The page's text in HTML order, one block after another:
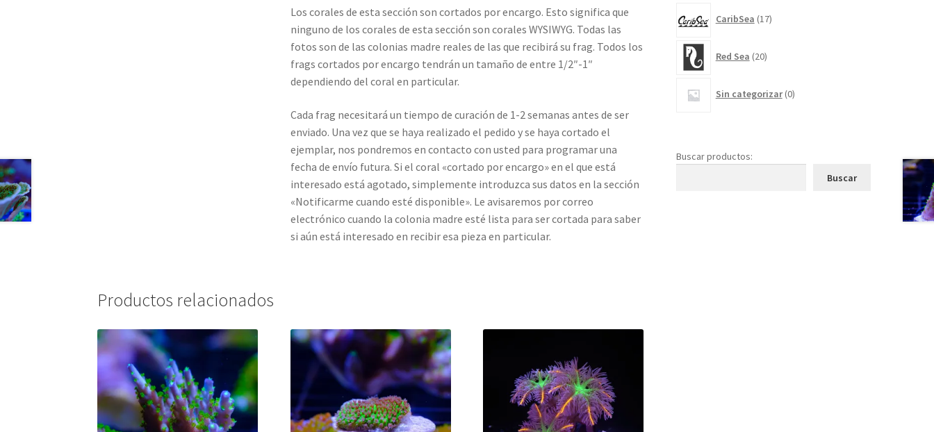
Los corales de esta sección son cortados por encargo. Esto significa que
ninguno de los corales de esta sección son corales WYSIWYG. Todas las
fotos son de las colonias madre reales de las que recibirá su frag. Todos los
frags cortados por encargo tendrán un tamaño de entre 1/2″-1″
dependiendo del coral en particular.
Cada frag necesitará un tiempo de curación de 1-2 semanas antes de ser
enviado. Una vez que se haya realizado el pedido y se haya cortado el
ejemplar, nos pondremos en contacto con usted para programar una
fecha de envío futura. Si el coral «cortado por encargo» en el que está
interesado está agotado, simplemente introduzca sus datos en la sección
«Notificarme cuando esté disponible». Le avisaremos por correo
electrónico cuando la colonia madre esté lista para ser cortada para saber
si aún está interesado en recibir esa pieza en particular.
Productos relacionados
CaribSea 17productos
Red Sea 20productos
Sin categorizar 0productos
Buscar productos:
Buscar